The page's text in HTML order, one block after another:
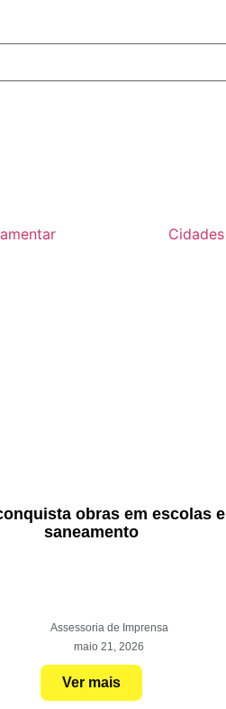
Cidades
obras em escolas e
saneamento
Assessoria de Imprensa
maio 21, 2026
Ver mais